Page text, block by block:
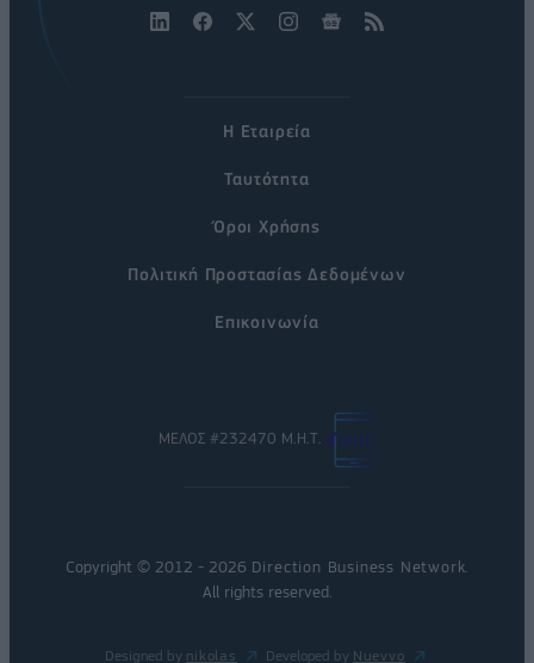
Η Εταιρεία
Ταυτότητα
Όροι Χρήσης
Πολιτική Προστασίας Δεδομένων
Επικοινωνία
ΜΕΛΟΣ #232470 Μ.Η.Τ.
Copyright © 2012 - 2026 Direction Business Network
All rights reserved.
Designed by nikolas Developed by Nuevvo